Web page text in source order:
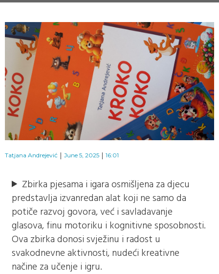
Tatjana Andrejević | June 5, 2025 | 16:01
Zbirka pjesama i igara osmišljena za djecu
predstavlja izvanredan alat koji ne samo da
potiče razvoj govora, već i savladavanje
glasova, finu motoriku i kognitivne sposobnosti.
Ova zbirka donosi svježinu i radost u
svakodnevne aktivnosti, nudeći kreativne
načine za učenje i igru.